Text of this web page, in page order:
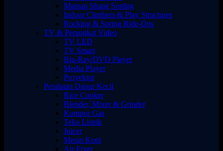
Mainan Shape Sorting
Indoor Climbers & Play Structures
Rocking & Spring Ride-Ons
TV & Perangkat Video
TV LED
TV Smart
Blu-Ray/DVD Player
Media Player
Proyektor
Peralatan Dapur Kecil
Rice Cooker
Blender, Mixer & Grinder
Kompor Gas
Teko Listrik
Juicer
Mesin Kopi
Air Fryer